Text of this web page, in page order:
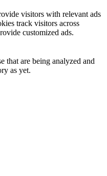
visitors with relevant ads
track visitors across
customized ads.
that are being analyzed and
as yet.